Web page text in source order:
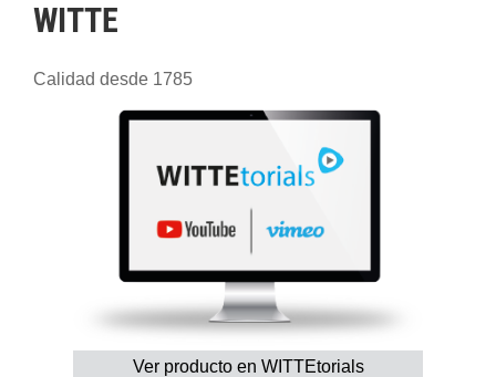
Ver producto en WITTEtorials
WITTE
Calidad desde 1785